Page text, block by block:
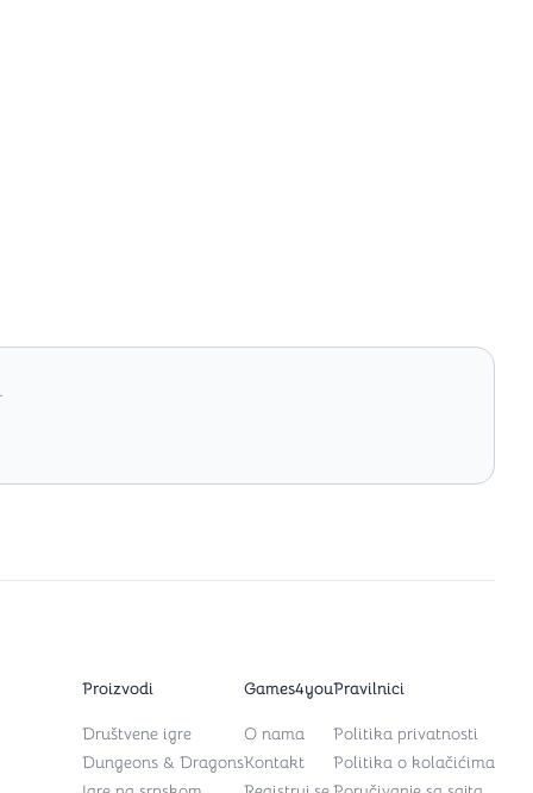
Proizvodi
Društvene igre
Dungeons & Dragons
Games4you
O nama
Kontakt
Pravilnici
Politika privatnosti
Politika o kolačićima